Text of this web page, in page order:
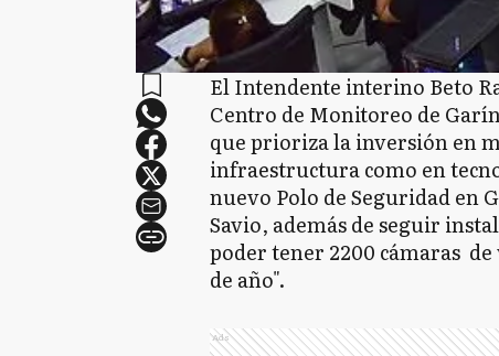
El Intendente interino Beto
Centro de Monitoreo de
que prioriza la inversión en
infraestructura como en
nuevo Polo de Seguridad en
Savio, además de seguir
poder tener 2200 cámaras
de año".
Ads